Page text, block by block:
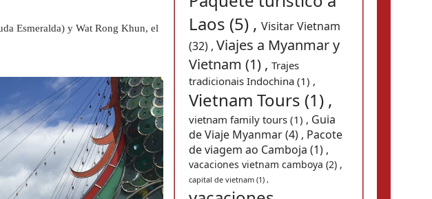
Esmeralda) y Wat Rong Khun, el
Laos (5) , Visitar Vietnam
(32) , Viajes a Myanmar y
Vietnam (1) , Trajes
tradicionais Indochina (1) ,
Vietnam Tours (1) ,
vietnam family tours (1) , Guia
de Viaje Myanmar (4) , Pacote
de viagem ao Camboja (1) ,
vacaciones vietnam camboya (2) ,
capital de vietnam (1) ,